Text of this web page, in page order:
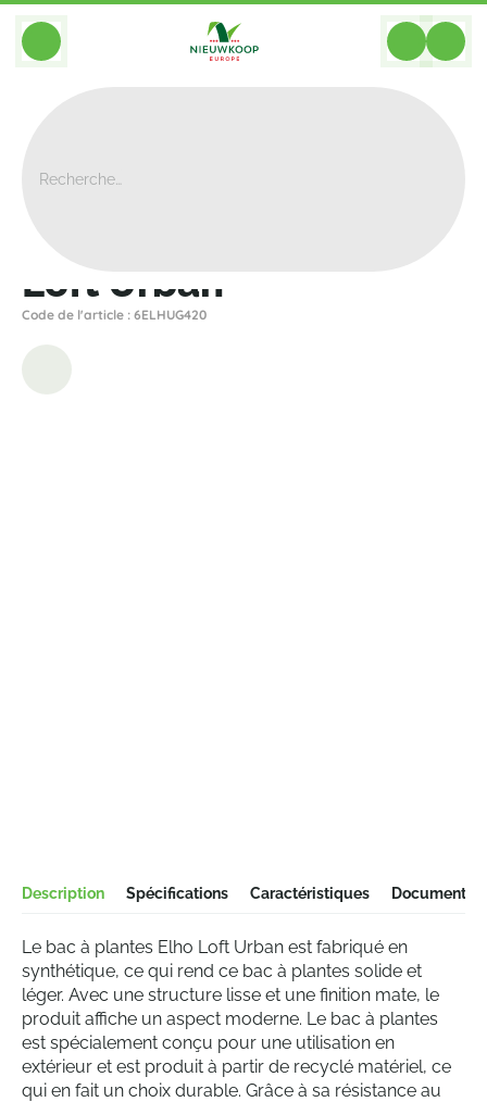
BACK
Loft Urban
Code de l'article : 6ELHUG420
Description Spécifications Caractéristiques
Le bac à plantes Elho Loft Urban est fabriqué en
synthétique, ce qui rend ce bac à plantes solide et
léger. Avec une structure lisse et une finition mate, le
produit affiche un aspect moderne. Le bac à plantes
est spécialement conçu pour une utilisation en
extérieur et est produit à partir de recyclé matériel, ce
qui en fait un choix durable. Grâce à sa résistance au